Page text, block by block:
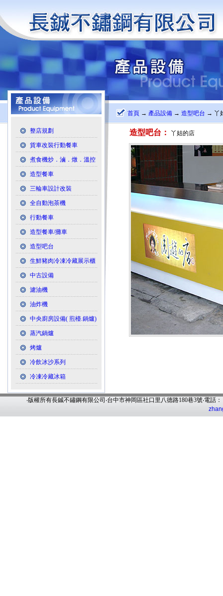
整店規劃
貨車改裝行動餐車
煮食機炒．滷．燉．溫控
造型餐車
三輪車設計改裝
全自動泡茶機
行動餐車
造型餐車/攤車
造型吧台
生鮮豬肉冷凍冷藏展示櫃
中古設備
濾油機
油炸機
中央廚房設備( 煎檯.鍋爐)
蒸汽鍋爐
烤爐
冷飲冰沙系列
冷凍冷藏冰箱
首頁 → 產品設備 → 造型吧台 → 丫
造型吧台： 丫姑的店
‧版權所有長鋮不鏽鋼有限公司‧台中市神岡區社口里八德路180巷3號‧電話：